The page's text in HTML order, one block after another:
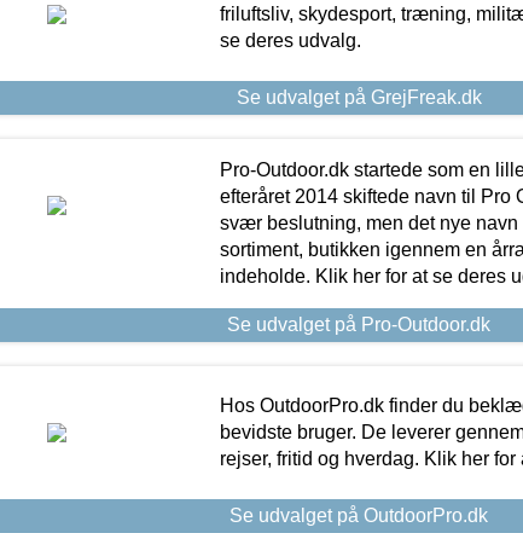
friluftsliv, skydesport, træning,
se deres udvalg.
Se udvalget på GrejFreak.dk
Pro-Outdoor.dk startede som en
efteråret 2014 skiftede navn til Pro
svær beslutning, men det nye
sortiment, butikken igennem en
indeholde. Klik her for at se deres
Se udvalget på Pro-Outdoor.dk
Hos OutdoorPro.dk finder du
bevidste bruger. De leverer
rejser, fritid og hverdag. Klik her for
Se udvalget på OutdoorPro.dk